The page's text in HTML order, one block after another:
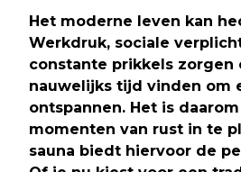
Het moderne leven kan
Werkdruk, sociale
constante prikkels zorgen
nauwelijks tijd vinden om
ontspannen. Het is
momenten van rust in te
sauna biedt hiervoor de